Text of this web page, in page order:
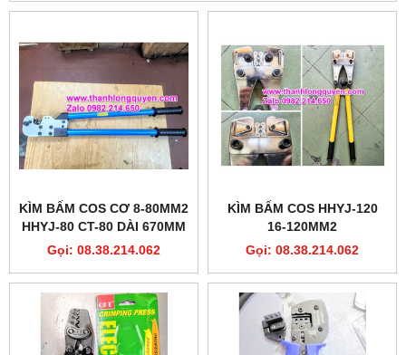
KÌM BẤM COS CƠ 8-80MM2
HHYJ-80 CT-80 DÀI 670MM
Gọi: 08.38.214.062
KÌM BẤM COS HHYJ-120
16-120MM2
Gọi: 08.38.214.062